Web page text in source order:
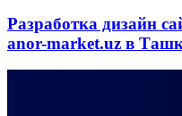
Разработка дизайн
anor-market.uz в